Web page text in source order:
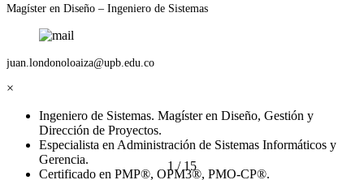
Magíster en Diseño – Ingeniero de Sistemas
juan.londonoloaiza@upb.edu.co
×
Ingeniero de Sistemas. Magíster en Diseño, Gestión y
Dirección de Proyectos.
Especialista en Administración de Sistemas Informáticos y
Gerencia.
Certificado en PMP®, OPM3®, PMO-CP®.
1 / 15